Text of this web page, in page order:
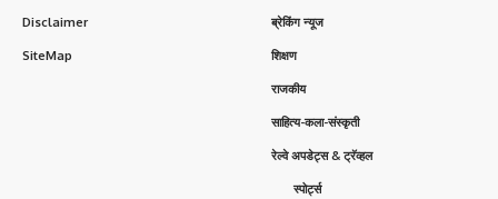
Disclaimer
SiteMap
ब्रेकिंग न्यूज
शिक्षण
राजकीय
साहित्य-कला-संस्कृती
रेल्वे अपडेट्स & ट्रॅव्हल
स्पोर्ट्स